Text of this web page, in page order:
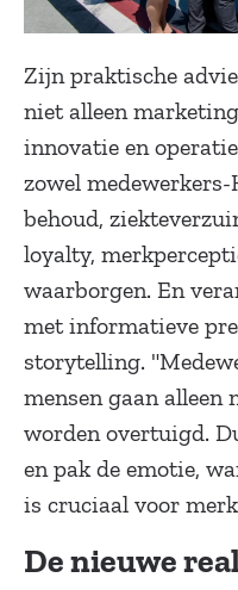
Zijn praktische
niet alleen
innovatie en
zowel medewerkers-
behoud,
loyalty,
waarborgen. En
met informatieve
storytelling.
mensen gaan alleen
worden overtuigd.
en pak de emotie,
is cruciaal voor
De nieuwe